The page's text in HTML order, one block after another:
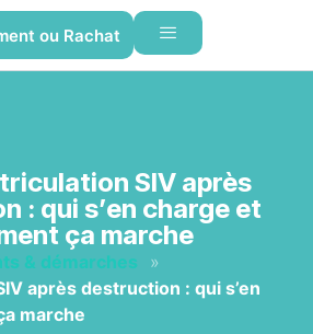
ou Rachat
SIV après
: qui s’en charge et
ça marche
& démarches
»
après destruction : qui s’en
marche